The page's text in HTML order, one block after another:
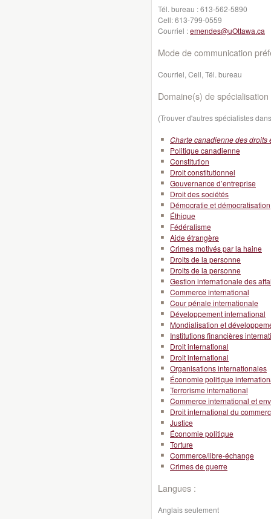
Tél. bureau :613-562-5890
Cell:613-799-0559
Courriel :emendes@uOttawa.ca
Mode de communication
Courriel, Cell, Tél. bureau
Domaine(s) de spécialisation
(Trouver d'autres spécialistes
Charte canadienne des droits
Politique canadienne
Constitution
Droit constitutionnel
Gouvernance d’entreprise
Droit des sociétés
Démocratie et démocratisation
Éthique
Fédéralisme
Aide étrangère
Crimes motivés par la haine
Droits de la personne
Droits de la personne
Gestion internationale des
Commerce international
Cour pénale internationale
Développement international
Mondialisation et
Institutions financières
Droit international
Droit international
Organisations internationales
Économie politique
Terrorisme international
Commerce international et
Droit international du
Justice
Économie politique
Torture
Commerce/libre-échange
Crimes de guerre
Langues :
Anglais seulement